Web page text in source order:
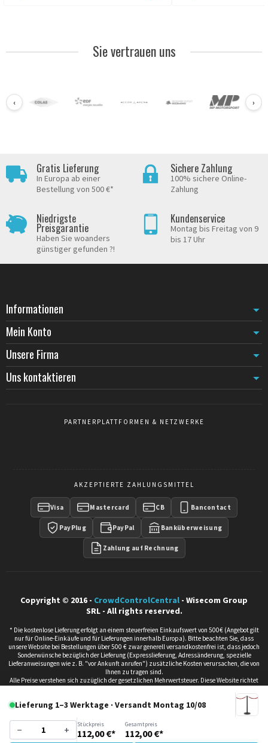
Sie vertrauen uns
‹ ›
Lieferung 1–3 Werktage · Versandt Montag 10/08
− + Stückpreis Gesamtpreis
112,00 €* 112,00 €*
Gratis Lieferung
In Europa ab einer
Bestellung von 500 €*
Sichere Zahlung
100% sichere Online-
Zahlung
Niedrigste
Preisgarantie
Haben Sie woanders
günstiger gefunden ?!
Kundenservice
Montag bis Freitag von 9
bis 17 Uhr
Informationen
Mein Konto
Unsere Firma
Uns kontaktieren
PARTNERPLATTFORMEN & NETZWERKE
AKZEPTIERTE ZAHLUNGSMITTEL
Visa Mastercard CB Bancontact
PayPlug PayPal Banküberweisung
Zahlung auf Rechnung
Copyright © 2016 - CrowdControlCentral - Wisecom Group
SRL - All rights reserved.
* Die kostenlose Lieferung erfolgt an einem steuerfreien Einkaufswert von 500€ (Angebot gilt
nur für Online-Einkäufe und für Lieferungen innerhalb Europa). Bitte beachten Sie, dass
unsere Website bei Bestellungen über 500 € zwar generell versandkostenfrei ist, dass jedoch
Sonderwünsche bezüglich der Lieferung (Expresslieferung, Adressänderung, spezielle
Lieferanweisungen wie z. B. "vor Ankunft anrufen") zusätzliche Kosten verursachen, die von
Ihnen zu tragen sind.
Alle Preise verstehen sich zuzüglich der gesetzlichen Mehrwertsteuer. Diese Website richtet
sich ausschließlich an Unternehmen, juristische Personen und freie Berufe, die die im Rahmen
ihrer beruflichen Tätigkeit erworbenen Produkte verwenden. Wir verkaufen nicht an
Privatpersonen. Alle unsere Fristen dienen nur zur Information und sich in Arbeitstagen
angegeben. Infolgedessen werden Ansprüche oder Rückerstattung im Falle einer Verzögerung
gegenüber der vorläufigen Frist nicht akzeptiert oder geltend gemacht. Wenden Sie sich an
unsere Mitarbeiter, wenn eine Lieferung zu einem bestimmten Zeitpunkt erforderlich ist.
Jegliche Vervielfältigung des Inhalts dieser Website, auch auszugsweise, ist ohne vorherige